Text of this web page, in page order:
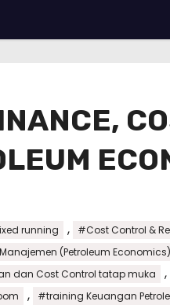
running , #Cost Control &
(Petroleum
dan Cost Control tatap muka ,
, #training Keuangan